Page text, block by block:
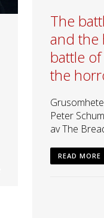
The
and the
battle
the
Peter
av The
READ MORE